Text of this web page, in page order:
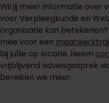
Wil jij meer informatie over
voor Verpleegkunde en
organisatie kan
mee voor een
bij jullie op locatie. Neem
vrijblijvend adviesgesprek
bereiken we meer.